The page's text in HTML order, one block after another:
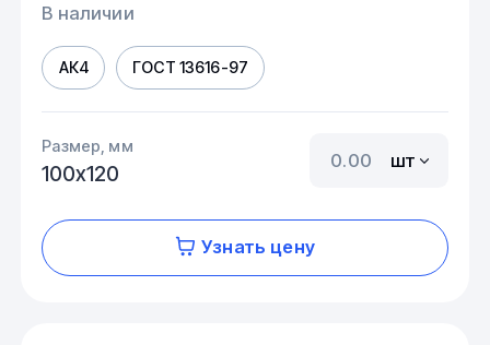
В наличии
АК4 ГОСТ 13616-97
Размер, мм
100х120
шт
Узнать цену